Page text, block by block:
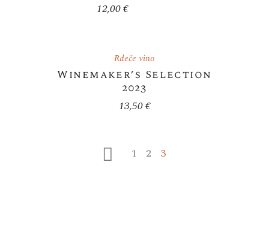
12,00€
Rdeče vino
Winemaker’s Selection
2023
13,50€
1 2 3